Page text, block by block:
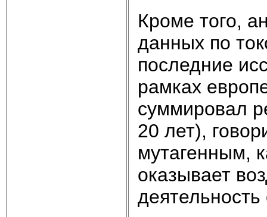
Кроме того,
данных по
последние
рамках
суммировал
20 лет),
мутагенным,
оказывает